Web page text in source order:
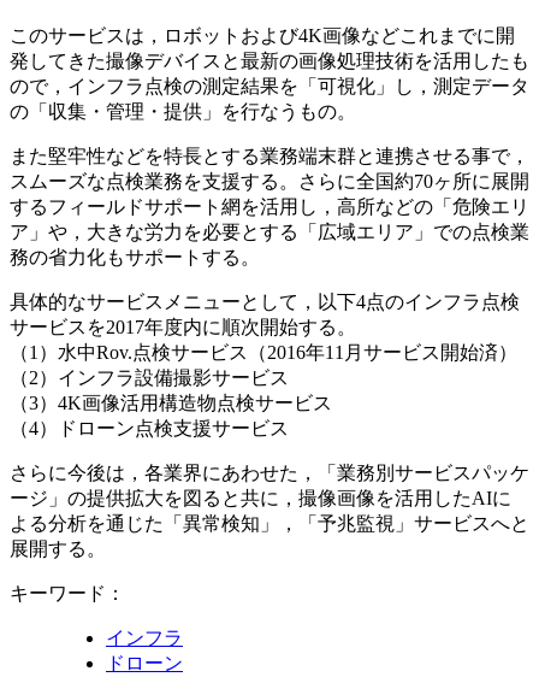
このサービスは，ロボットおよび4K画像などこれまでに開
発してきた撮像デバイスと最新の画像処理技術を活用したも
ので，インフラ点検の測定結果を「可視化」し，測定データ
の「収集・管理・提供」を行なうもの。
また堅牢性などを特長とする業務端末群と連携させる事で，
スムーズな点検業務を支援する。さらに全国約70ヶ所に展開
するフィールドサポート網を活用し，高所などの「危険エリ
ア」や，大きな労力を必要とする「広域エリア」での点検業
務の省力化もサポートする。
具体的なサービスメニューとして，以下4点のインフラ点検
サービスを2017年度内に順次開始する。
（1）水中Rov.点検サービス（2016年11月サービス開始済）
（2）インフラ設備撮影サービス
（3）4K画像活用構造物点検サービス
（4）ドローン点検支援サービス
さらに今後は，各業界にあわせた，「業務別サービスパッケ
ージ」の提供拡大を図ると共に，撮像画像を活用したAIに
よる分析を通じた「異常検知」，「予兆監視」サービスへと
展開する。
キーワード：
インフラ
ドローン